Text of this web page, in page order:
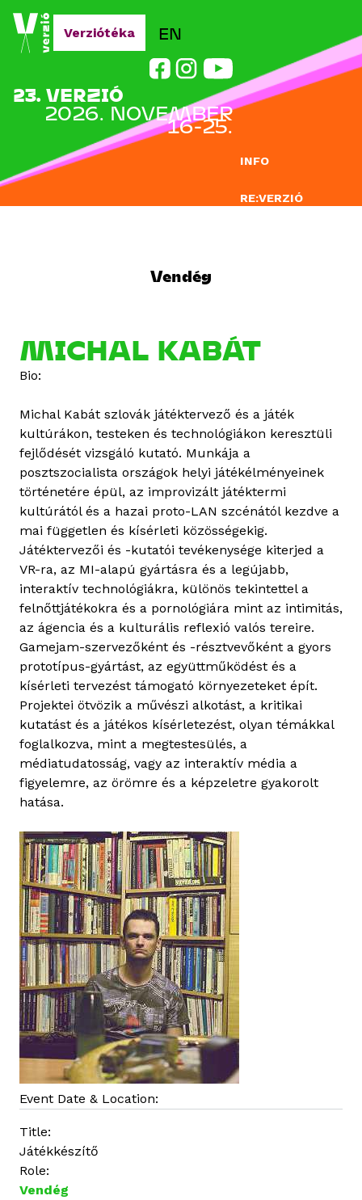
Jump to navigation
INFO
RE:VERZIÓ
EN
23. VERZIÓ
2026. NOVEMBER
16-25.
Verziótéka
Vendég
MICHAL KABÁT
Bio:
Michal Kabát szlovák játéktervező és a játék
kultúrákon, testeken és technológiákon keresztüli
fejlődését vizsgáló kutató. Munkája a
posztszocialista országok helyi játékélményeinek
történetére épül, az improvizált játéktermi
kultúrától és a hazai proto-LAN szcénától kezdve a
mai független és kísérleti közösségekig.
Játéktervezői és -kutatói tevékenysége kiterjed a
VR-ra, az MI-alapú gyártásra és a legújabb,
interaktív technológiákra, különös tekintettel a
felnőttjátékokra és a pornológiára mint az intimitás,
az ágencia és a kulturális reflexió valós tereire.
Gamejam-szervezőként és -résztvevőként a gyors
prototípus-gyártást, az együttműködést és a
kísérleti tervezést támogató környezeteket épít.
Projektei ötvözik a művészi alkotást, a kritikai
kutatást és a játékos kísérletezést, olyan témákkal
foglalkozva, mint a megtestesülés, a
médiatudatosság, vagy az interaktív média a
figyelemre, az örömre és a képzeletre gyakorolt
hatása.
Event Date & Location:
Title:
Játékkészítő
Role:
Vendég